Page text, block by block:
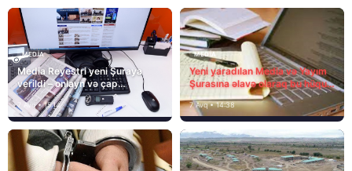
MEDİA
Media Reyestri yeni Şuraya
verildi – onlayn və çap
mediasını nə gözləyir?
7 Avq • 15:14
MEDİA
Yeni yaradılan Media və Yayım
Şurasına əlavə olaraq bu hüquq
və vəzifələr də verilib
7 Avq • 14:38